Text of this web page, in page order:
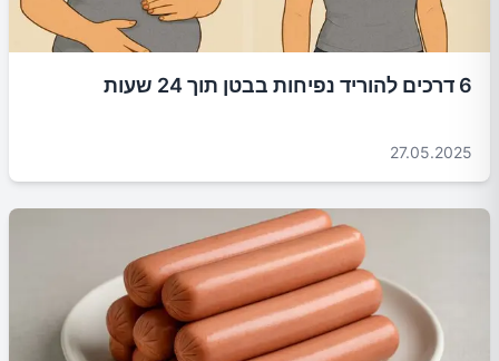
6 דרכים להוריד נפיחות בבטן תוך 24 שעות
27.05.2025